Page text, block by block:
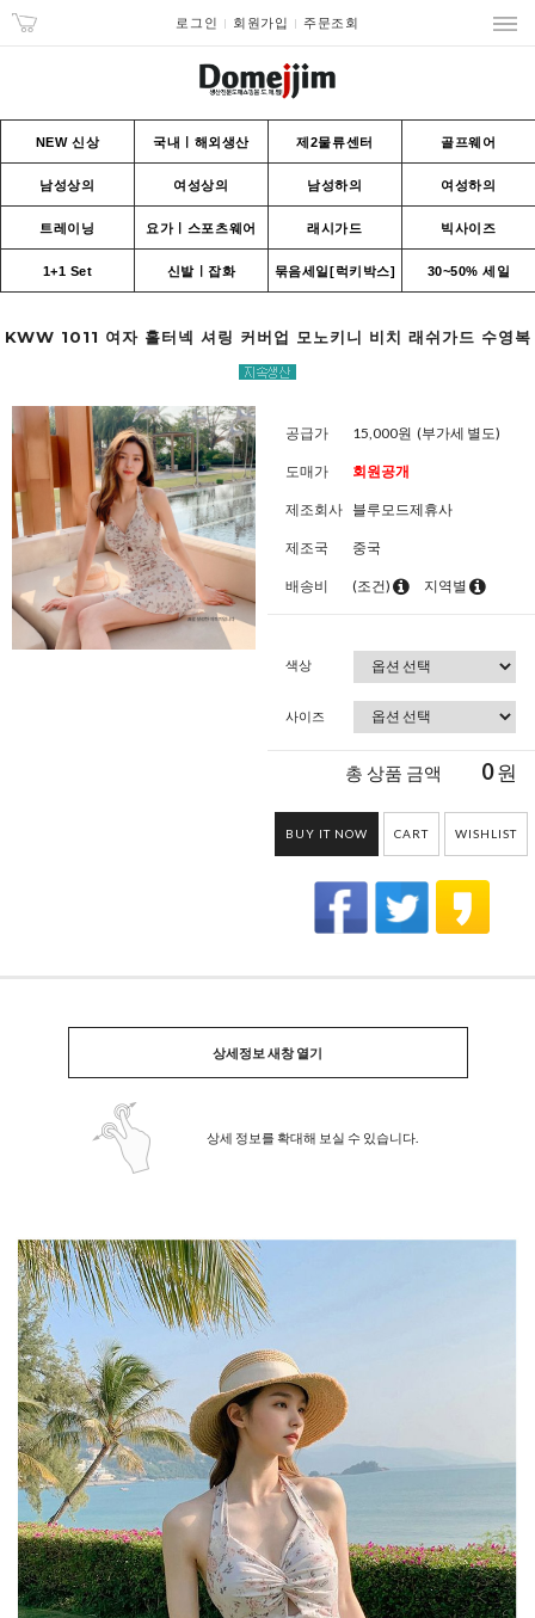
로그인 회원가입 주문조회
NEW 신상 국내ㅣ해외생산 제2물류센터 골프웨어
남성상의 여성상의 남성하의 여성하의
트레이닝 요가ㅣ스포츠웨어 래시가드 빅사이즈
1+1 Set 신발ㅣ잡화 묶음세일[럭키박스] 30~50% 세일
KWW 1011 여자 홀터넥 셔링 커버업 모노키니 비치 래쉬가드 수영복
공급가 15,000원 (부가세 별도)
도매가 회원공개
제조회사 블루모드제휴사
제조국 중국
배송비 (조건) 지역별
색상
사이즈
총 상품 금액 0원
BUY IT NOW CART WISHLIST
상세정보 새창 열기
상세 정보를 확대해 보실 수 있습니다.